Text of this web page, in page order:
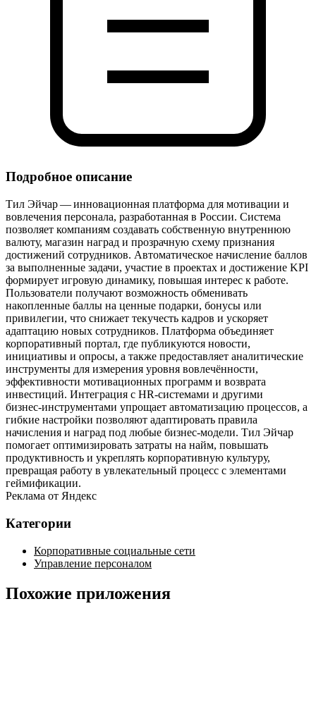
Подробное описание
Тил Эйчар — инновационная платформа для мотивации и
вовлечения персонала, разработанная в России. Система
позволяет компаниям создавать собственную внутреннюю
валюту, магазин наград и прозрачную схему признания
достижений сотрудников. Автоматическое начисление баллов
за выполненные задачи, участие в проектах и достижение KPI
формирует игровую динамику, повышая интерес к работе.
Пользователи получают возможность обменивать
накопленные баллы на ценные подарки, бонусы или
привилегии, что снижает текучесть кадров и ускоряет
адаптацию новых сотрудников. Платформа объединяет
корпоративный портал, где публикуются новости,
инициативы и опросы, а также предоставляет аналитические
инструменты для измерения уровня вовлечённости,
эффективности мотивационных программ и возврата
инвестиций. Интеграция с HR‑системами и другими
бизнес‑инструментами упрощает автоматизацию процессов, а
гибкие настройки позволяют адаптировать правила
начисления и наград под любые бизнес‑модели. Тил Эйчар
помогает оптимизировать затраты на найм, повышать
продуктивность и укреплять корпоративную культуру,
превращая работу в увлекательный процесс с элементами
геймификации.
Реклама от Яндекс
Категории
Корпоративные социальные сети
Управление персоналом
Похожие приложения